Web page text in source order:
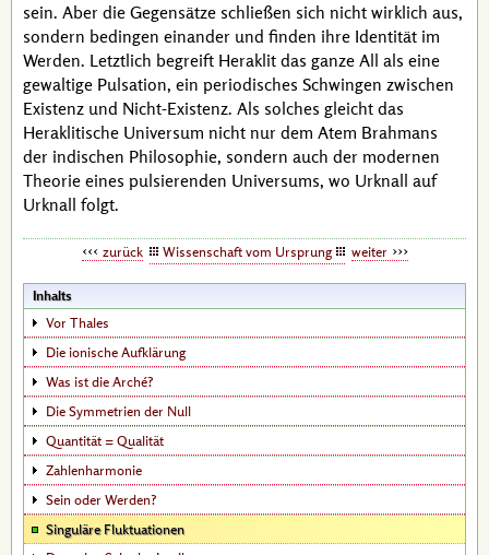
sein. Aber die Gegensätze schließen sich nicht wirklich aus,
sondern bedingen einander und finden ihre Identität im
Werden. Letztlich begreift Heraklit das ganze All als eine
gewaltige Pulsation, ein periodisches Schwingen zwischen
Existenz und Nicht-Existenz. Als solches gleicht das
Heraklitische Universum nicht nur dem Atem Brahmans
der indischen Philosophie, sondern auch der modernen
Theorie eines pulsierenden Universums, wo Urknall auf
Urknall folgt.
zurück Wissenschaft vom Ursprung weiter
Inhalts
Vor Thales
Die ionische Aufklärung
Was ist die Arché?
Die Symmetrien der Null
Quantität = Qualität
Zahlenharmonie
Sein oder Werden?
Singuläre Fluktuationen